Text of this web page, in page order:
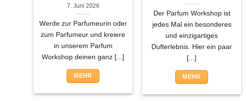
7. Juni 2026
Werde zur Parfumeurin oder
zum Parfumeur und kreiere
in unserem Parfum
Workshop deinen ganz [...]
MEHR
Der Parfum Workshop ist
jedes Mal ein besonderes
und einzigartiges
Dufterlebnis. Hier ein paar
[...]
MEHR